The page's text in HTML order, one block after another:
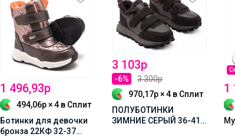
1 496,93р
494,06р × 4 в Сплит
Ботинки для девочки
бронза 22КФ 32-37
3 103р
-6%
3 300р
970,17р × 4 в Сплит
ПОЛУБОТИНКИ
ЗИМНИЕ СЕРЫЙ 36-41
1